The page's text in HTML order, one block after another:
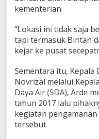
kementerian.
“Lokasi ini tidak saja
tapi termasuk Bintan
kejar ke pusat
Sementara itu, Kepala
Novrizal melalui
Daya Air (SDA), Arde
tahun 2017 lalu
kegiatan
tersebut.